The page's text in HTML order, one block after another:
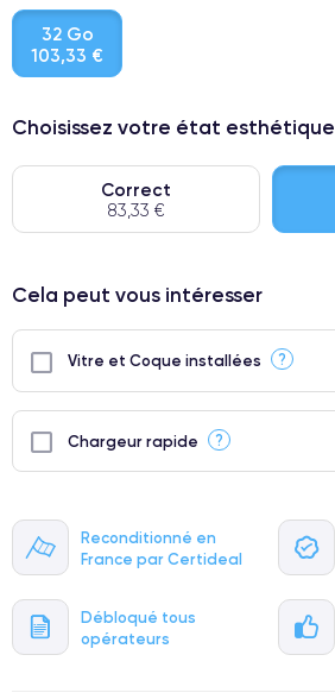
Reconditionné en
France par Certideal
Débloqué tous
opérateurs
32 Go
103,33 €
Choisissez votre état esthétique
Correct
83,33 €
⭐ Premium
● Batterie : usage intensif.
Cela peut vous intéresser
Vitre et Coque installées ?
Chargeur rapide ?